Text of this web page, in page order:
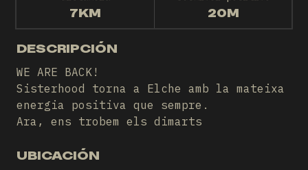
7KM 20M
DESCRIPCIÓN
WE ARE BACK!
Sisterhood torna a Elche amb la mateixa
energia positiva que sempre.
Ara, ens trobem els dimarts
UBICACIÓN